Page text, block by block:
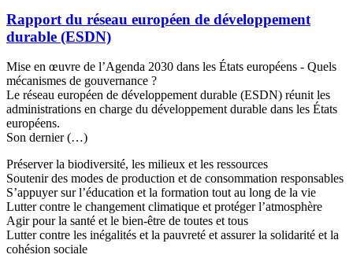
Rapport du réseau européen de développement
durable (ESDN)
Mise en œuvre de l’Agenda 2030 dans les États européens - Quels
mécanismes de gouvernance ?
Le réseau européen de développement durable (ESDN) réunit les
administrations en charge du développement durable dans les États
européens.
Son dernier (…)
Préserver la biodiversité, les milieux et les ressources
Soutenir des modes de production et de consommation responsables
S’appuyer sur l’éducation et la formation tout au long de la vie
Lutter contre le changement climatique et protéger l’atmosphère
Agir pour la santé et le bien-être de toutes et tous
Lutter contre les inégalités et la pauvreté et assurer la solidarité et la
cohésion sociale